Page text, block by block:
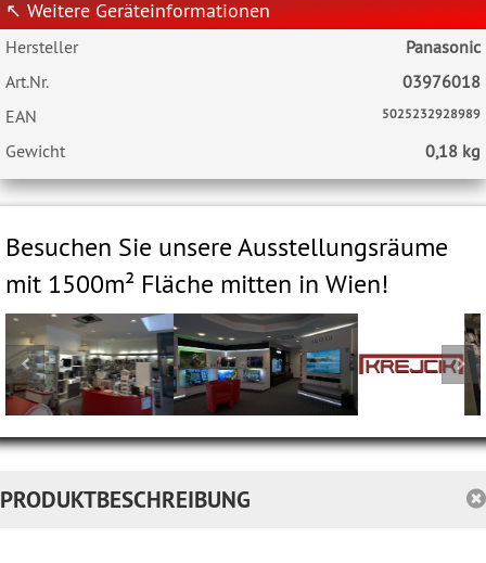
↖ Weitere Geräteinformationen
Hersteller
Panasonic
Art.Nr.
03976018
EAN
5025232928989
Gewicht 0,18 kg
Besuchen Sie unsere Ausstellungsräume
mit 1500m² Fläche mitten in Wien!
PRODUKTBESCHREIBUNG